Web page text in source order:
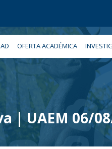
OFERTA ACADÉMICA
| UAEM 06/